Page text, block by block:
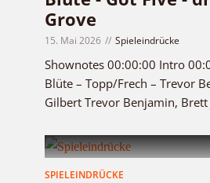
Grove
15. Mai 2026 Spieleindrücke
Shownotes 00:00:00 Intro
Blüte – Topp/Frech – Trevor
Gilbert Trevor Benjamin, Brett
SPIELEINDRÜCKE